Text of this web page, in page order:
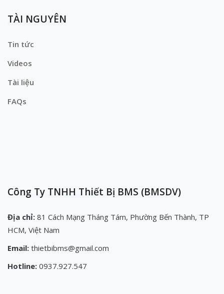
TÀI NGUYÊN
Tin tức
Videos
Tài liệu
FAQs
Công Ty TNHH Thiết Bị BMS (BMSDV)
Địa chỉ: 81 Cách Mạng Tháng Tám, Phường Bến Thành, TP
HCM, Việt Nam
Email: thietbibms@gmail.com
Hotline: 0937.927.547